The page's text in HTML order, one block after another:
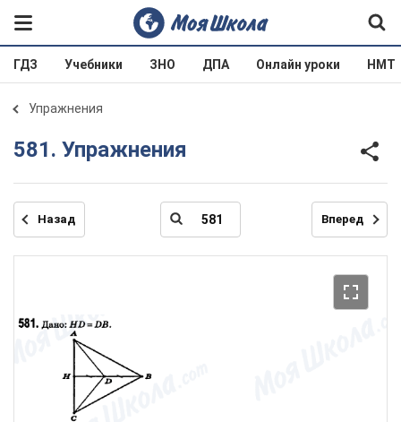
ГДЗ Учебники ЗНО ДПА Онлайн уроки НМТ
Упражнения
581. Упражнения
Назад Вперед